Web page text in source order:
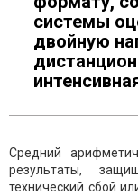
системы
двойную
Средний
результаты,
технический сбой